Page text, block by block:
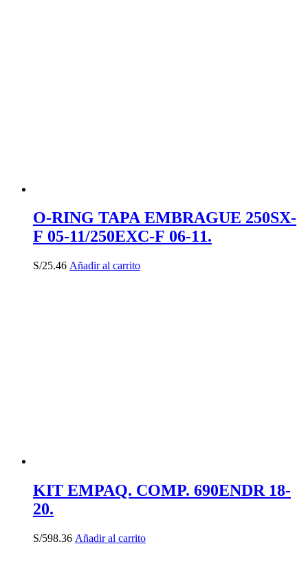
O-RING TAPA EMBRAGUE 250SX-
F 05-11/250EXC-F 06-11.
S/25.46 Añadir al carrito
KIT EMPAQ. COMP. 690ENDR 18-
20.
S/598.36 Añadir al carrito